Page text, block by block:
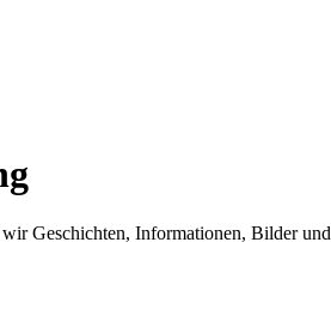
Geschichten, Informationen, Bilder